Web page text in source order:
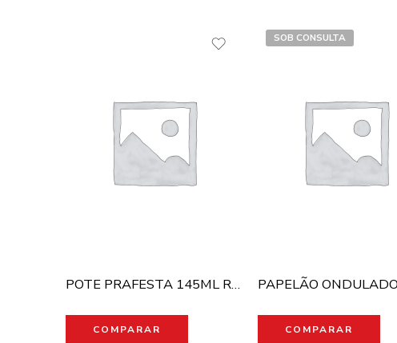
POTE PRAFESTA 145ML REDONDO C/TAMPA C/24
COMPARAR
SOB CONSULTA
COMPARAR